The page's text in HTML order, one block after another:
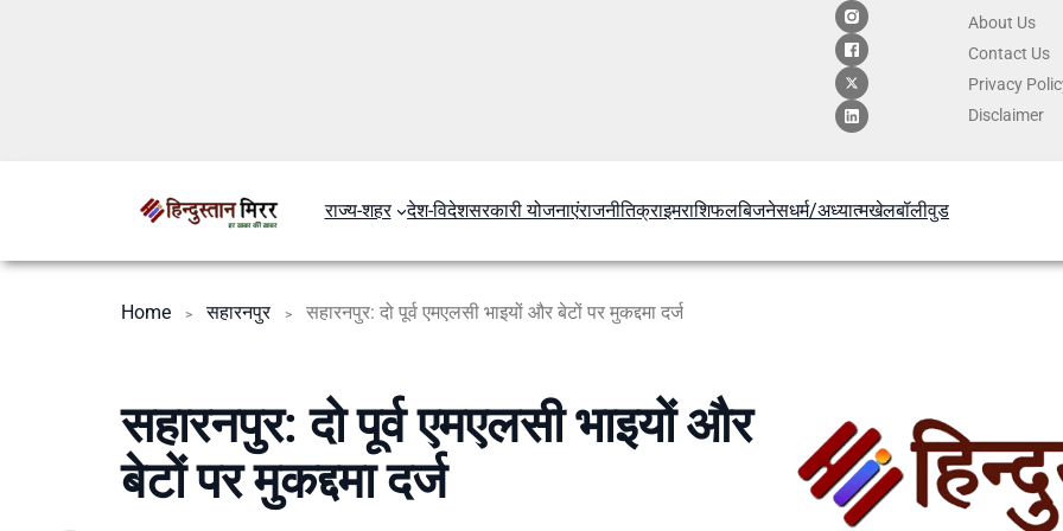
About Us
Contact Us
Privacy
Disclaimer
राज्य-शहर देश-विदेशसरकारी योजनाएंराजनीतिक्राइमराशिफलबिजनेसधर्म/अध्यात्मखेलबॉलीवुड
Home सहारनपुर सहारनपुर: दो पूर्व एमएलसी भाइयों और बेटों पर मुकद्दमा दर्ज
सहारनपुर: दो पूर्व एमएलसी भाइयों और
बेटों पर मुकद्दमा दर्ज